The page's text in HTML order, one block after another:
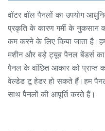
वॉटर वॉल पैनलों का उपयोग
प्रकृति के कारण गर्मी के
कम करने के लिए किया जाता
मशीन और बड़े ट्यूब पैनल बेंडर्स
पैनल के वांछित आकार को प्राप्त
वेल्डेड टू हेडर हो सकते हैं।हम
साथ पैनलों की आपूर्ति करते हैं।